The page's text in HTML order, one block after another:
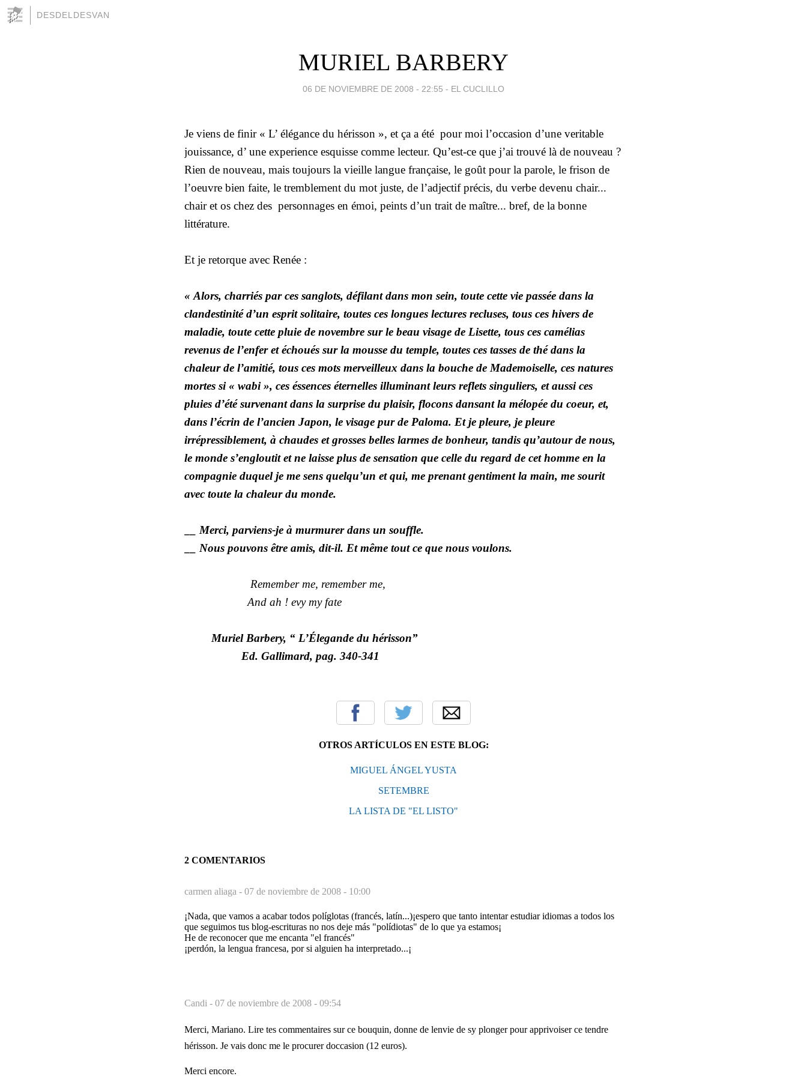
DESDELDESVAN
MURIEL BARBERY
06 DE NOVIEMBRE DE 2008 - 22:55 - EL CUCLILLO
Je viens de finir « L’ élégance du hérisson », et ça a été pour moi l’occasion d’une veritable
jouissance, d’ une experience esquisse comme lecteur. Qu’est-ce que j’ai trouvé là de nouveau ?
Rien de nouveau, mais toujours la vieille langue française, le goût pour la parole, le frison de
l’oeuvre bien faite, le tremblement du mot juste, de l’adjectif précis, du verbe devenu chair...
chair et os chez des personnages en émoi, peints d’un trait de maître... bref, de la bonne
littérature.
Et je retorque avec Renée :
« Alors, charriés par ces sanglots, défilant dans mon sein, toute cette vie passée dans la
clandestinité d’un esprit solitaire, toutes ces longues lectures recluses, tous ces hivers de
maladie, toute cette pluie de novembre sur le beau visage de Lisette, tous ces camélias
revenus de l’enfer et échoués sur la mousse du temple, toutes ces tasses de thé dans la
chaleur de l’amitié, tous ces mots merveilleux dans la bouche de Mademoiselle, ces natures
mortes si « wabi », ces éssences éternelles illuminant leurs reflets singuliers, et aussi ces
pluies d’été survenant dans la surprise du plaisir, flocons dansant la mélopée du coeur, et,
dans l’écrin de l’ancien Japon, le visage pur de Paloma. Et je pleure, je pleure
irrépressiblement, à chaudes et grosses belles larmes de bonheur, tandis qu’autour de nous,
le monde s’engloutit et ne laisse plus de sensation que celle du regard de cet homme en la
compagnie duquel je me sens quelqu’un et qui, me prenant gentiment la main, me sourit
avec toute la chaleur du monde.
__ Merci, parviens-je à murmurer dans un souffle.
__ Nous pouvons être amis, dit-il. Et même tout ce que nous voulons.
Remember me, remember me,
And ah ! evy my fate
Muriel Barbery, “ L’Élegande du hérisson”
Ed. Gallimard, pag. 340-341
OTROS ARTÍCULOS EN ESTE BLOG:
MIGUEL ÁNGEL YUSTA
SETEMBRE
LA LISTA DE "EL LISTO"
2 COMENTARIOS
carmen aliaga - 07 de noviembre de 2008 - 10:00
¡Nada, que vamos a acabar todos políglotas (francés, latín...)¡espero que tanto intentar estudiar idiomas a todos los
que seguimos tus blog-escrituras no nos deje más "polídiotas" de lo que ya estamos¡
He de reconocer que me encanta "el francés"
¡perdón, la lengua francesa, por si alguien ha interpretado...¡
Candi - 07 de noviembre de 2008 - 09:54
Merci, Mariano. Lire tes commentaires sur ce bouquin, donne de lenvie de sy plonger pour apprivoiser ce tendre
hérisson. Je vais donc me le procurer doccasion (12 euros).
Merci encore.